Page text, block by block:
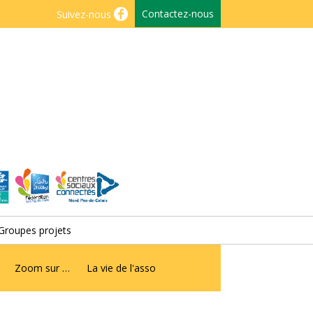
Suivez-nous Contactez-nous
projets
Zoom sur … La vie de l'asso